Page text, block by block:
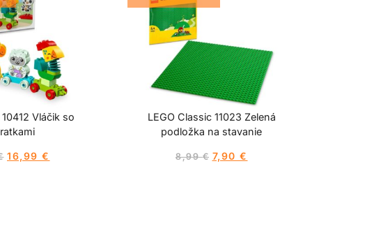
Vláčik so
16,99 €
LEGO Classic 11023 Zelená
podložka na stavanie
8,99€ 7,90 €